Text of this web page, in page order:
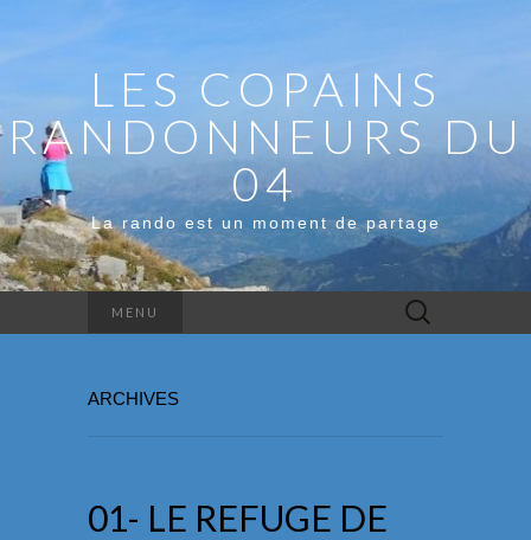
LES COPAINS
RANDONNEURS DU
04
La rando est un moment de partage
MENU Rechercher :
ARCHIVES
01- LE REFUGE DE